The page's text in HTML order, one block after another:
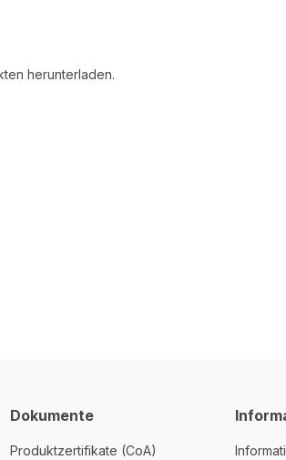
herunterladen.
Dokumente
Produktzertifikate (CoA)